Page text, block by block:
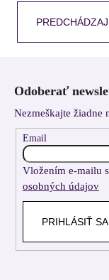
Odoberať
Nezmeškajte
Email
Vložením e-mailu
osobných údajov
PRIHLÁSIŤ SA